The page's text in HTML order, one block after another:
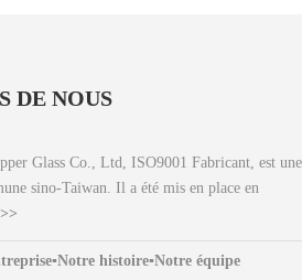
DE NOUS
Glass Co., Ltd, ISO9001 Fabricant, est une
sino-Taiwan. Il a été mis en place en
▪Notre histoire▪Notre équipe